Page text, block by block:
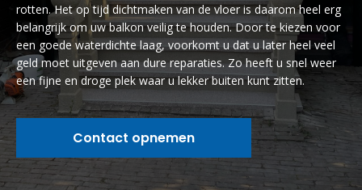
rotten. Het op tijd dichtmaken van de vloer is daarom heel erg
belangrijk om uw balkon veilig te houden. Door te kiezen voor
een goede waterdichte laag, voorkomt u dat u later heel veel
geld moet uitgeven aan dure reparaties. Zo heeft u snel weer
een fijne en droge plek waar u lekker buiten kunt zitten.
Contact opnemen